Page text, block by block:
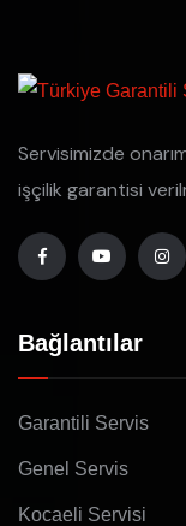
Servisimizde
işçilik garantisi
Bağlantılar
Garantili Servis
Genel Servis
Kocaeli Servisi